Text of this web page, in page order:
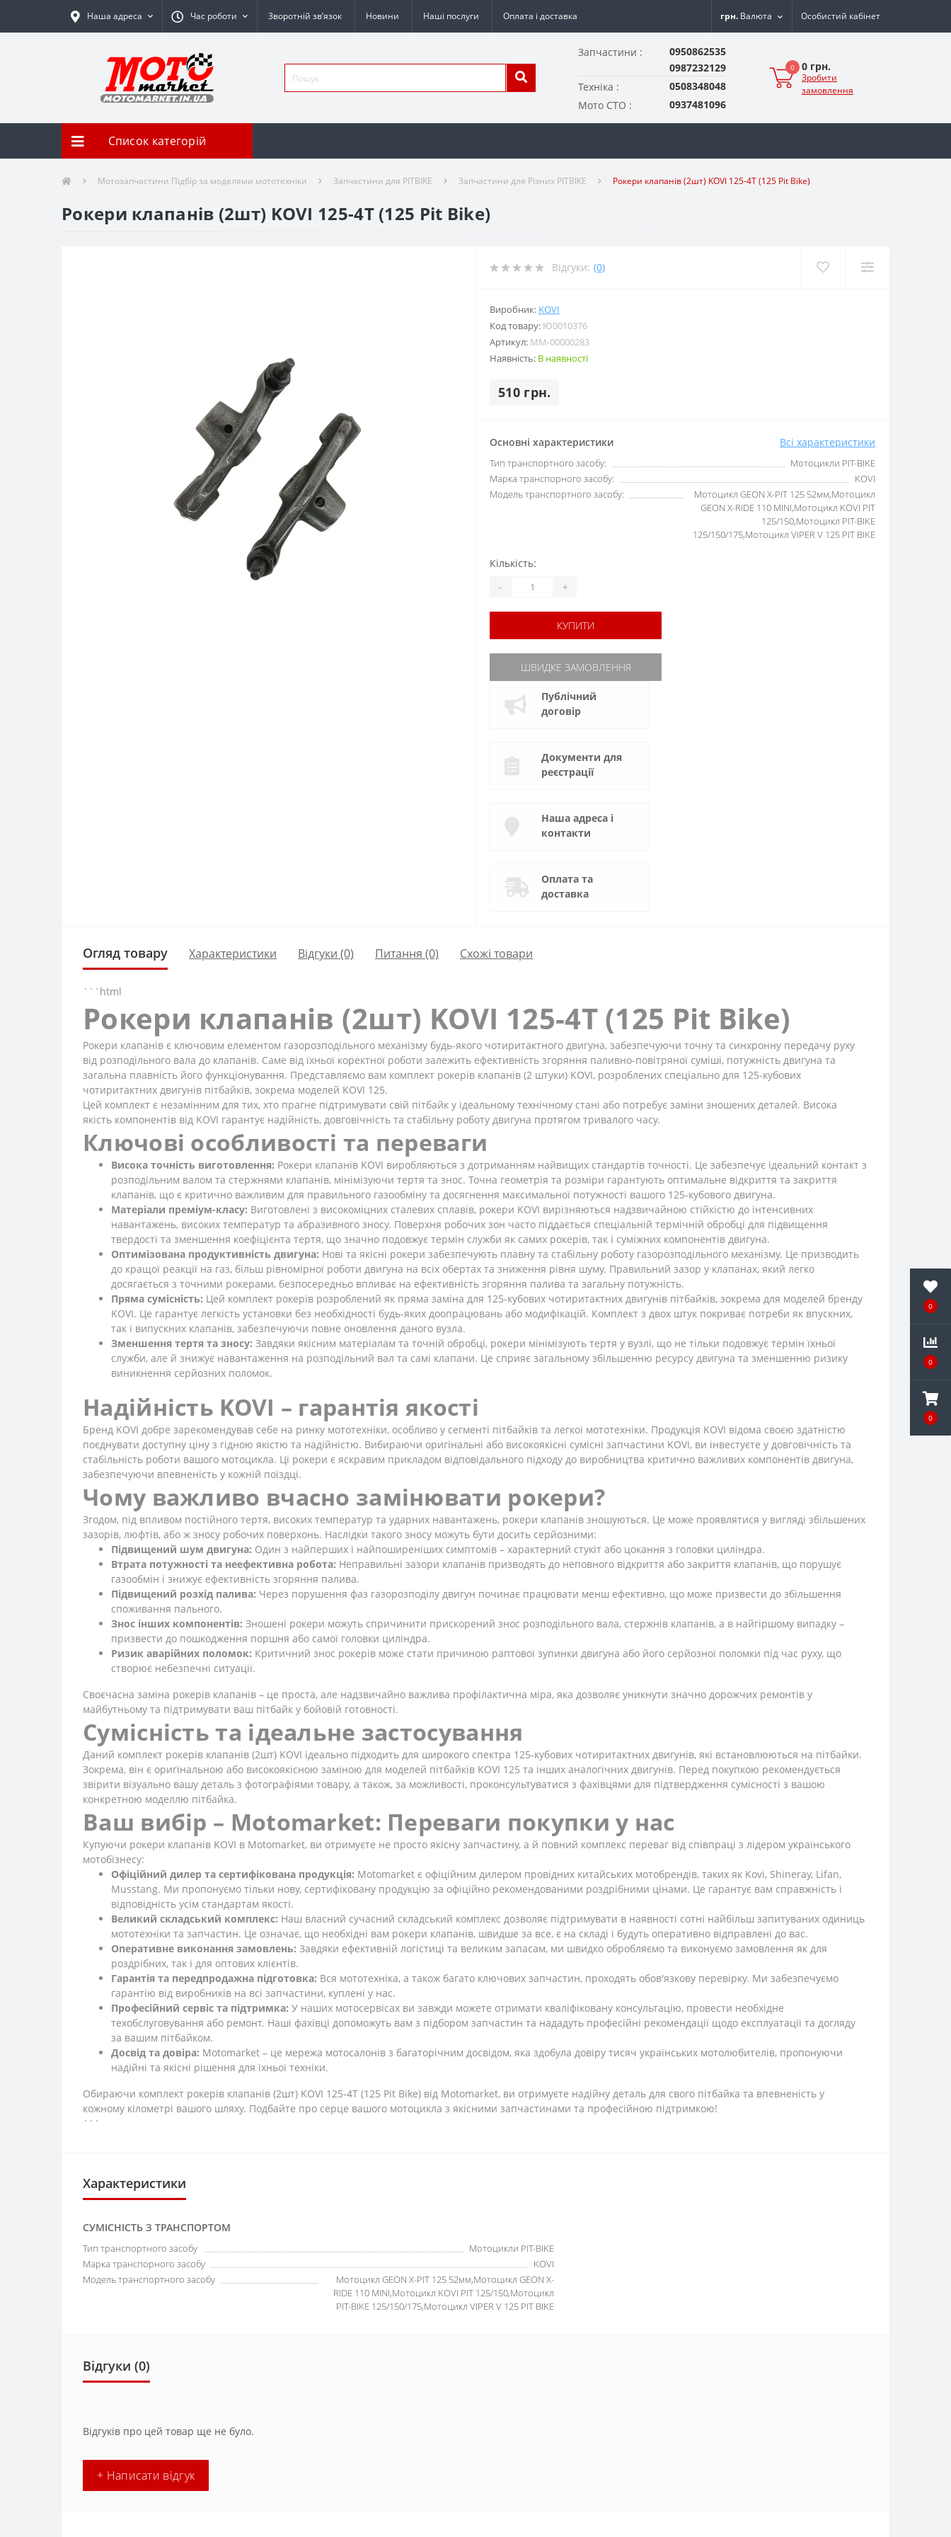
0
0
0
Наша адреса Час роботи Зворотній зв’язок Новини Наші послуги Оплата і доставка грн. Валюта Особистий кабінет
Запчастини :
0950862535
0987232129
Техніка :
0508348048
Мото СТО :
0937481096
0 0 грн.
Зробити
замовлення
Список категорій
Мотозапчастини Підбір за моделями мототехніки Запчастини для PITBIKE Запчастини для Різних PITBIKE Рокери клапанів (2шт) KOVI 125-4Т (125 Pit Bike)
Рокери клапанів (2шт) KOVI 125-4Т (125 Pit Bike)
Відгуки: (0)
Виробник: KOVI
Код товару: Ю0010376
Артикул: MM-00000283
Наявність: В наявності
510 грн.
Основні характеристики Всі характеристики
Тип транспортного засобу:
Мотоцикли PIT-BIKE
Марка транспорного засобу:
KOVI
Модель транспортного засобу:
Мотоцикл GEON X-PIT 125 52мм,Мотоцикл
GEON X-RIDE 110 MINI,Мотоцикл KOVI PIT
125/150,Мотоцикл PIT-BIKE
125/150/175,Мотоцикл VIPER V 125 PIT BIKE
Кількість:
- +
КУПИТИ
ШВИДКЕ ЗАМОВЛЕННЯ
Публічний
договір
Документи для
реєстрації
Наша адреса і
контакти
Оплата та
доставка
Огляд товару Характеристики Відгуки (0) Питання (0) Схожі товари
```html
Рокери клапанів (2шт) KOVI 125-4Т (125 Pit Bike)
Рокери клапанів є ключовим елементом газорозподільного механізму будь-якого чотиритактного двигуна, забезпечуючи точну та синхронну передачу руху
від розподільного вала до клапанів. Саме від їхньої коректної роботи залежить ефективність згоряння паливно-повітряної суміші, потужність двигуна та
загальна плавність його функціонування. Представляємо вам комплект рокерів клапанів (2 штуки) KOVI, розроблених спеціально для 125-кубових
чотиритактних двигунів пітбайків, зокрема моделей KOVI 125.
Цей комплект є незамінним для тих, хто прагне підтримувати свій пітбайк у ідеальному технічному стані або потребує заміни зношених деталей. Висока
якість компонентів від KOVI гарантує надійність, довговічність та стабільну роботу двигуна протягом тривалого часу.
Ключові особливості та переваги
Висока точність виготовлення: Рокери клапанів KOVI виробляються з дотриманням найвищих стандартів точності. Це забезпечує ідеальний контакт з
розподільним валом та стержнями клапанів, мінімізуючи тертя та знос. Точна геометрія та розміри гарантують оптимальне відкриття та закриття
клапанів, що є критично важливим для правильного газообміну та досягнення максимальної потужності вашого 125-кубового двигуна.
Матеріали преміум-класу: Виготовлені з високоміцних сталевих сплавів, рокери KOVI вирізняються надзвичайною стійкістю до інтенсивних
навантажень, високих температур та абразивного зносу. Поверхня робочих зон часто піддається спеціальній термічній обробці для підвищення
твердості та зменшення коефіцієнта тертя, що значно подовжує термін служби як самих рокерів, так і суміжних компонентів двигуна.
Оптимізована продуктивність двигуна: Нові та якісні рокери забезпечують плавну та стабільну роботу газорозподільного механізму. Це призводить
до кращої реакції на газ, більш рівномірної роботи двигуна на всіх обертах та зниження рівня шуму. Правильний зазор у клапанах, який легко
досягається з точними рокерами, безпосередньо впливає на ефективність згоряння палива та загальну потужність.
Пряма сумісність: Цей комплект рокерів розроблений як пряма заміна для 125-кубових чотиритактних двигунів пітбайків, зокрема для моделей бренду
KOVI. Це гарантує легкість установки без необхідності будь-яких доопрацювань або модифікацій. Комплект з двох штук покриває потреби як впускних,
так і випускних клапанів, забезпечуючи повне оновлення даного вузла.
Зменшення тертя та зносу: Завдяки якісним матеріалам та точній обробці, рокери мінімізують тертя у вузлі, що не тільки подовжує термін їхньої
служби, але й знижує навантаження на розподільний вал та самі клапани. Це сприяє загальному збільшенню ресурсу двигуна та зменшенню ризику
виникнення серйозних поломок.
Надійність KOVI – гарантія якості
Бренд KOVI добре зарекомендував себе на ринку мототехніки, особливо у сегменті пітбайків та легкої мототехніки. Продукція KOVI відома своєю здатністю
поєднувати доступну ціну з гідною якістю та надійністю. Вибираючи оригінальні або високоякісні сумісні запчастини KOVI, ви інвестуєте у довговічність та
стабільність роботи вашого мотоцикла. Ці рокери є яскравим прикладом відповідального підходу до виробництва критично важливих компонентів двигуна,
забезпечуючи впевненість у кожній поїздці.
Чому важливо вчасно замінювати рокери?
Згодом, під впливом постійного тертя, високих температур та ударних навантажень, рокери клапанів зношуються. Це може проявлятися у вигляді збільшених
зазорів, люфтів, або ж зносу робочих поверхонь. Наслідки такого зносу можуть бути досить серйозними:
Підвищений шум двигуна: Один з найперших і найпоширеніших симптомів – характерний стукіт або цокання з головки циліндра.
Втрата потужності та неефективна робота: Неправильні зазори клапанів призводять до неповного відкриття або закриття клапанів, що порушує
газообмін і знижує ефективність згоряння палива.
Підвищений розхід палива: Через порушення фаз газорозподілу двигун починає працювати менш ефективно, що може призвести до збільшення
споживання пального.
Знос інших компонентів: Зношені рокери можуть спричинити прискорений знос розподільного вала, стержнів клапанів, а в найгіршому випадку –
призвести до пошкодження поршня або самої головки циліндра.
Ризик аварійних поломок: Критичний знос рокерів може стати причиною раптової зупинки двигуна або його серйозної поломки під час руху, що
створює небезпечні ситуації.
Своєчасна заміна рокерів клапанів – це проста, але надзвичайно важлива профілактична міра, яка дозволяє уникнути значно дорожчих ремонтів у
майбутньому та підтримувати ваш пітбайк у бойовій готовності.
Сумісність та ідеальне застосування
Даний комплект рокерів клапанів (2шт) KOVI ідеально підходить для широкого спектра 125-кубових чотиритактних двигунів, які встановлюються на пітбайки.
Зокрема, він є оригінальною або високоякісною заміною для моделей пітбайків KOVI 125 та інших аналогічних двигунів. Перед покупкою рекомендується
звірити візуально вашу деталь з фотографіями товару, а також, за можливості, проконсультуватися з фахівцями для підтвердження сумісності з вашою
конкретною моделлю пітбайка.
Ваш вибір – Motomarket: Переваги покупки у нас
Купуючи рокери клапанів KOVI в Motomarket, ви отримуєте не просто якісну запчастину, а й повний комплекс переваг від співпраці з лідером українського
мотобізнесу:
Офіційний дилер та сертифікована продукція: Motomarket є офіційним дилером провідних китайських мотобрендів, таких як Kovi, Shineray, Lifan,
Musstang. Ми пропонуємо тільки нову, сертифіковану продукцію за офіційно рекомендованими роздрібними цінами. Це гарантує вам справжність і
відповідність усім стандартам якості.
Великий складський комплекс: Наш власний сучасний складський комплекс дозволяє підтримувати в наявності сотні найбільш запитуваних одиниць
мототехніки та запчастин. Це означає, що необхідні вам рокери клапанів, швидше за все, є на складі і будуть оперативно відправлені до вас.
Оперативне виконання замовлень: Завдяки ефективній логістиці та великим запасам, ми швидко обробляємо та виконуємо замовлення як для
роздрібних, так і для оптових клієнтів.
Гарантія та передпродажна підготовка: Вся мототехніка, а також багато ключових запчастин, проходять обов'язкову перевірку. Ми забезпечуємо
гарантію від виробників на всі запчастини, куплені у нас.
Професійний сервіс та підтримка: У наших мотосервісах ви завжди можете отримати кваліфіковану консультацію, провести необхідне
техобслуговування або ремонт. Наші фахівці допоможуть вам з підбором запчастин та нададуть професійні рекомендації щодо експлуатації та догляду
за вашим пітбайком.
Досвід та довіра: Motomarket – це мережа мотосалонів з багаторічним досвідом, яка здобула довіру тисяч українських мотолюбителів, пропонуючи
надійні та якісні рішення для їхньої техніки.
Обираючи комплект рокерів клапанів (2шт) KOVI 125-4Т (125 Pit Bike) від Motomarket, ви отримуєте надійну деталь для свого пітбайка та впевненість у
кожному кілометрі вашого шляху. Подбайте про серце вашого мотоцикла з якісними запчастинами та професійною підтримкою!
```
Характеристики
СУМІСНІСТЬ З ТРАНСПОРТОМ
Тип транспортного засобу
Мотоцикли PIT-BIKE
Марка транспорного засобу
KOVI
Модель транспортного засобу
Мотоцикл GEON X-PIT 125 52мм,Мотоцикл GEON X-
RIDE 110 MINI,Мотоцикл KOVI PIT 125/150,Мотоцикл
PIT-BIKE 125/150/175,Мотоцикл VIPER V 125 PIT BIKE
Відгуки (0)
Відгуків про цей товар ще не було.
+ Написати відгук